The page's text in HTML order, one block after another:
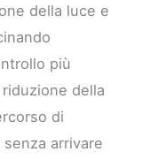
della luce e
più
della
di
arrivare